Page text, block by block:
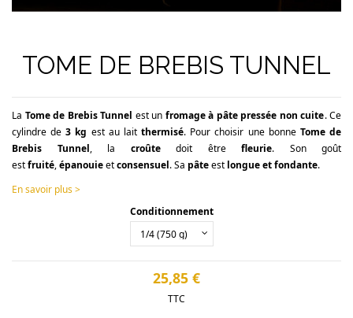
TOME DE BREBIS TUNNEL
La Tome de Brebis Tunnel est un fromage à pâte pressée non cuite. Ce
cylindre de3 kg est au laitthermisé. Pour choisir une bonne Tome de
Brebis Tunnel, la croûtedoit être fleurie. Son goût
estfruité,épanouieetconsensuel. Sa pâteest longue et fondante.
En savoir plus >
Conditionnement
25,85 €
TTC